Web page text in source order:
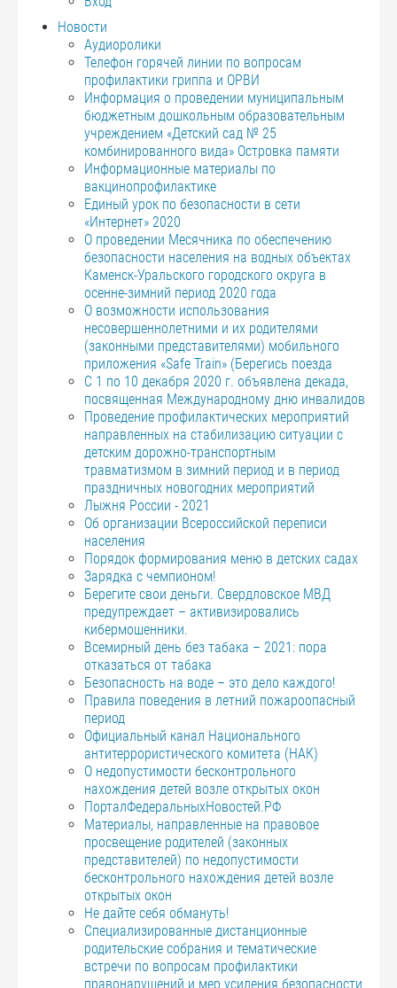
Новости
Аудиоролики
Телефон горячей линии по вопросам
профилактики гриппа и ОРВИ
Информация о проведении муниципальным
бюджетным дошкольным образовательным
учреждением «Детский сад № 25
комбинированного вида» Островка памяти
Информационные материалы по
вакцинопрофилактике
Единый урок по безопасности в сети
«Интернет» 2020
О проведении Месячника по обеспечению
безопасности населения на водных объектах
Каменск-Уральского городского округа в
осенне-зимний период 2020 года
О возможности использования
несовершеннолетними и их родителями
(законными представителями) мобильного
приложения «Safe Train» (Берегись поезда
С 1 по 10 декабря 2020 г. объявлена декада,
посвященная Международному дню инвалидов
Проведение профилактических мероприятий
направленных на стабилизацию ситуации с
детским дорожно-транспортным
травматизмом в зимний период и в период
праздничных новогодних мероприятий
Лыжня России - 2021
Об организации Всероссийской переписи
населения
Порядок формирования меню в детских садах
Зарядка с чемпионом!
Берегите свои деньги. Свердловское МВД
предупреждает – активизировались
кибермошенники.
Всемирный день без табака – 2021: пора
отказаться от табака
Безопасность на воде – это дело каждого!
Правила поведения в летний пожароопасный
период
Официальный канал Национального
антитеррористического комитета (НАК)
О недопустимости бесконтрольного
нахождения детей возле открытых окон
ПорталФедеральныхНовостей.РФ
Материалы, направленные на правовое
просвещение родителей (законных
представителей) по недопустимости
бесконтрольного нахождения детей возле
открытых окон
Не дайте себя обмануть!
Специализированные дистанционные
родительские собрания и тематические
встречи по вопросам профилактики
правонарушений и мер усиления безопасности